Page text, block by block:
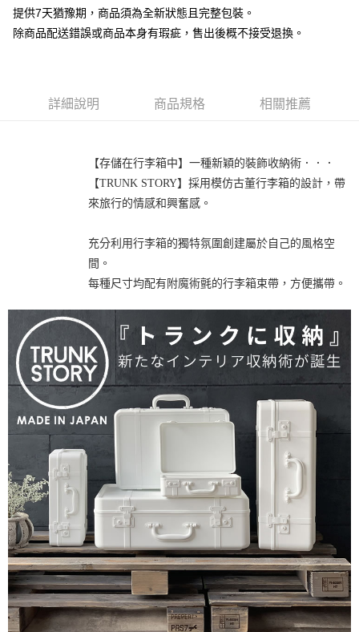
提供7天猶豫期，商品須為全新狀態且完整包裝。
除商品配送錯誤或商品本身有瑕疵，售出後概不接受退換。
詳細說明 商品規格 相關推薦
【存儲在行李箱中】一種新穎的裝飾收納術．．．
【TRUNK STORY】採用模仿古董行李箱的設計，帶
來旅行的情感和興奮感。
充分利用行李箱的獨特氛圍創建屬於自己的風格空
間。
每種尺寸均配有附魔術氈的行李箱束帶，方便攜帶。